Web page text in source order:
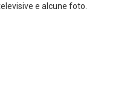
e alcune foto.